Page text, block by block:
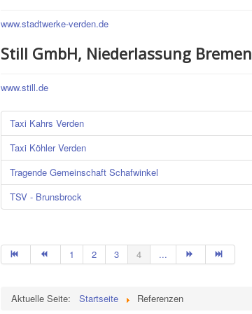
www.stadtwerke-verden.de
Still GmbH, Niederlassung Bremen
www.still.de
Taxi Kahrs Verden
Taxi Köhler Verden
Tragende Gemeinschaft Schafwinkel
TSV - Brunsbrock
1 2 3 4 ...
Aktuelle Seite: Startseite Referenzen